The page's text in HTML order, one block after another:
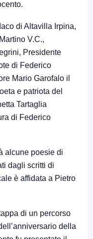
di Altavilla Irpina,
V.C.,
Presidente
di Federico
Mario Garofalo il
e patriota del
Tartaglia
di Federico
alcune poesie di
dagli scritti di
è affidata a Pietro
di un percorso
della